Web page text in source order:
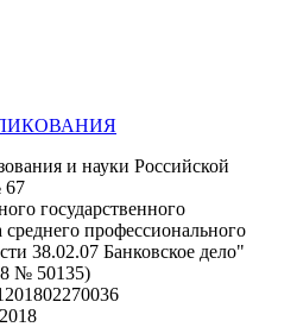
и науки Российской
67
государственного
среднего профессионального
38.02.07 Банковское дело"
№ 50135)